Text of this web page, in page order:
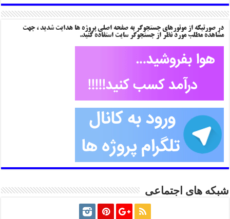
در صورتیکه از موتورهای جستجوگر به صفحه اصلی پروژه ها هدایت شدید ، جهت
مشاهده مطلب مورد نظر از جستجوگر سایت استفاده کنید.
شبکه های اجتماعی